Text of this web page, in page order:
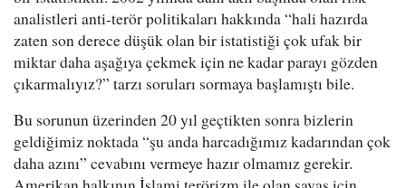
analistleri anti-terör politikaları hakkında “hali hazırda
zaten son derece düşük olan bir istatistiği çok ufak bir
miktar daha aşağıya çekmek için ne kadar parayı gözden
çıkarmalıyız?” tarzı soruları sormaya başlamıştı bile.
Bu sorunun üzerinden 20 yıl geçtikten sonra bizlerin
geldiğimiz noktada “şu anda harcadığımız kadarından çok
daha azını” cevabını vermeye hazır olmamız gerekir.